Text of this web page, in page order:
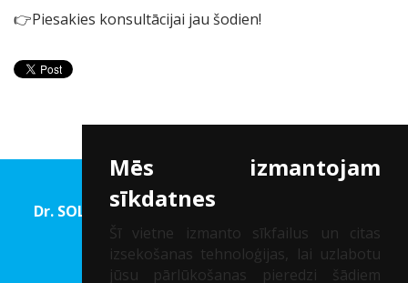
Mēs izmantojam
sīkdatnes
Šī vietne izmanto sīkfailus un citas
izsekošanas tehnoloģijas, lai uzlabotu
jūsu pārlūkošanas pieredzi šādiem
👉Piesakies konsultācijai jau šodien!
Dr. SOLOMATINA Acu rehabilitācijas un Redzes
korekcijas centrs
Reģ. Nr.: 40002041747